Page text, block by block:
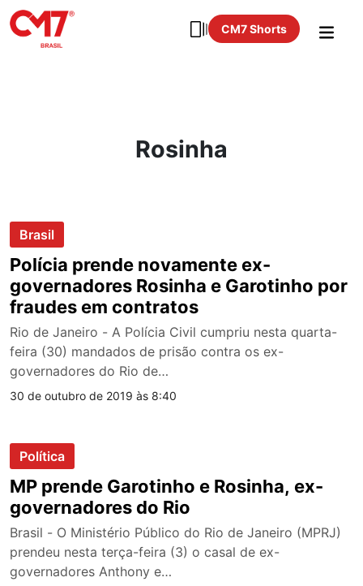
CM7 Shorts
Rosinha
Brasil
Polícia prende novamente ex-
governadores Rosinha e Garotinho por
fraudes em contratos
Rio de Janeiro - A Polícia Civil cumpriu nesta quarta-
feira (30) mandados de prisão contra os ex-
governadores do Rio de…
30 de outubro de 2019 às 8:40
Política
MP prende Garotinho e Rosinha, ex-
governadores do Rio
Brasil - O Ministério Público do Rio de Janeiro (MPRJ)
prendeu nesta terça-feira (3) o casal de ex-
governadores Anthony e…